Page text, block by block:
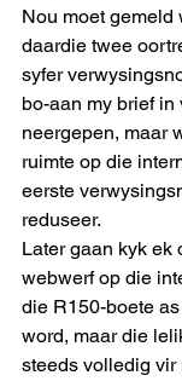
Nou moet gemeld
daardie twee
syfer
bo-aan my brief in
neergepen, maar
ruimte op die
eerste
reduseer.
Later gaan kyk ek
webwerf op die
die R150-boete
word, maar die
steeds volledig vir